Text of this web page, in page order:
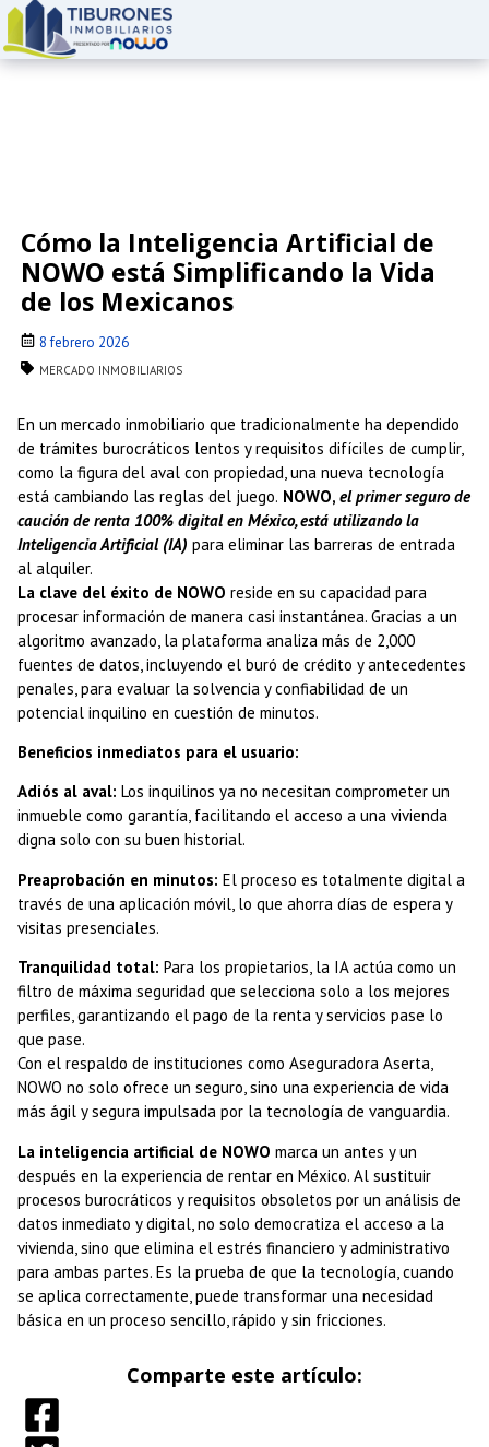
Cómo la Inteligencia Artificial de
NOWO está Simplificando la Vida
de los Mexicanos
8 febrero 2026
MERCADO INMOBILIARIOS
En un mercado inmobiliario que tradicionalmente ha dependido
de trámites burocráticos lentos y requisitos difíciles de cumplir,
como la figura del aval con propiedad, una nueva tecnología
está cambiando las reglas del juego. NOWO, el primer seguro de
caución de renta 100% digital en México, está utilizando la
Inteligencia Artificial (IA) para eliminar las barreras de entrada
al alquiler.
La clave del éxito de NOWO reside en su capacidad para
procesar información de manera casi instantánea. Gracias a un
algoritmo avanzado, la plataforma analiza más de 2,000
fuentes de datos, incluyendo el buró de crédito y antecedentes
penales, para evaluar la solvencia y confiabilidad de un
potencial inquilino en cuestión de minutos.
Beneficios inmediatos para el usuario:
Adiós al aval: Los inquilinos ya no necesitan comprometer un
inmueble como garantía, facilitando el acceso a una vivienda
digna solo con su buen historial.
Preaprobación en minutos: El proceso es totalmente digital a
través de una aplicación móvil, lo que ahorra días de espera y
visitas presenciales.
Tranquilidad total: Para los propietarios, la IA actúa como un
filtro de máxima seguridad que selecciona solo a los mejores
perfiles, garantizando el pago de la renta y servicios pase lo
que pase.
Con el respaldo de instituciones como Aseguradora Aserta,
NOWO no solo ofrece un seguro, sino una experiencia de vida
más ágil y segura impulsada por la tecnología de vanguardia.
La inteligencia artificial de NOWO marca un antes y un
después en la experiencia de rentar en México. Al sustituir
procesos burocráticos y requisitos obsoletos por un análisis de
datos inmediato y digital, no solo democratiza el acceso a la
vivienda, sino que elimina el estrés financiero y administrativo
para ambas partes. Es la prueba de que la tecnología, cuando
se aplica correctamente, puede transformar una necesidad
básica en un proceso sencillo, rápido y sin fricciones.
Comparte este artículo: